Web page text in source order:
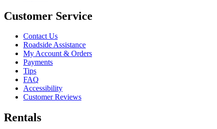
Customer Service
Contact Us
Roadside Assistance
My Account & Orders
Payments
Tips
FAQ
Accessibility
Customer Reviews
Rentals